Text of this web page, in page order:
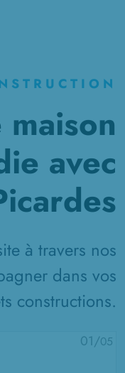
avec
à travers nos
dans vos
constructions.
01/05